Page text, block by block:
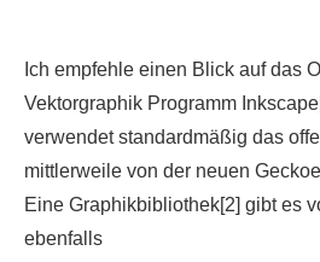
Ich empfehle einen Blick auf das
Vektorgraphik Programm
verwendet standardmäßig das
mittlerweile von der neuen
Eine Graphikbibliothek[2] gibt es
ebenfalls